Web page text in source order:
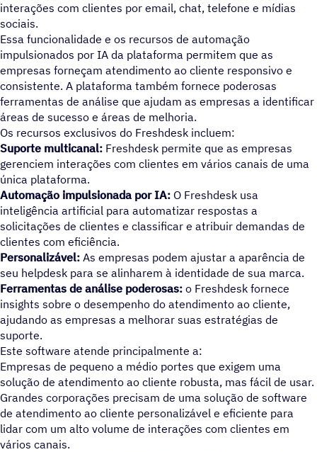
interações com clientes por email, chat, telefone e mídias
sociais.
Essa funcionalidade e os recursos de automação
impulsionados por IA da plataforma permitem que as
empresas forneçam atendimento ao cliente responsivo e
consistente. A plataforma também fornece poderosas
ferramentas de análise que ajudam as empresas a identificar
reas de sucesso e áreas de melhoria.
Os recursos exclusivos do Freshdesk incluem:
Suporte multicanal: Freshdesk permite que as empresas
gerenciem interações com clientes em vários canais de uma
única plataforma.
Automação impulsionada por IA: O Freshdesk usa
inteligência artificial para automatizar respostas a
solicitações de clientes e classificar e atribuir demandas de
clientes com eficiência.
Personalizável: As empresas podem ajustar a aparência de
seu helpdesk para se alinharem à identidade de sua marca.
Ferramentas de análise poderosas: o Freshdesk fornece
insights sobre o desempenho do atendimento ao cliente,
ajudando as empresas a melhorar suas estratégias de
suporte.
Este software atende principalmente a:
Empresas de pequeno a médio portes que exigem uma
solução de atendimento ao cliente robusta, mas fácil de usar.
Grandes corporações precisam de uma solução de software
de atendimento ao cliente personalizável e eficiente para
lidar com um alto volume de interações com clientes em
vários canais.